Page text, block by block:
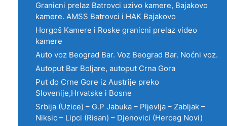
Granicni prelaz Batrovci uzivo kamere, Bajakovo
kamere. AMSS Batrovci i HAK Bajakovo
Horgoš Kamere i Roske granicni prelaz video
kamere
Auto voz Beograd Bar. Voz Beograd Bar. Noćni voz.
Autoput Bar Boljare, autoput Crna Gora
Put do Crne Gore iz Austrije preko
Slovenije,Hrvatske i Bosne
Srbija (Uzice) – G.P Jabuka – Pljevlja – Zabljak –
Niksic – Lipci (Risan) – Djenovici (Herceg Novi)